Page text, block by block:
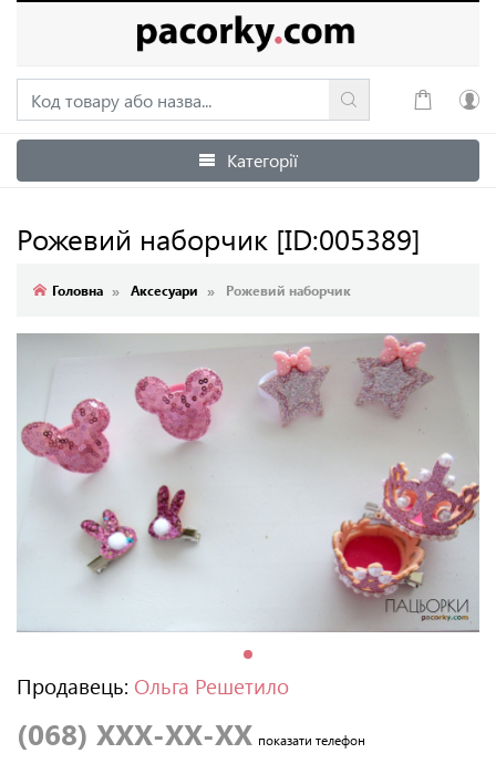
Увійти
Категорії
Рожевий наборчик [ID:005389]
Головна Аксесуари Рожевий наборчик
Продавець: Ольга Решетило
(068) XXX-XX-XX показати телефон